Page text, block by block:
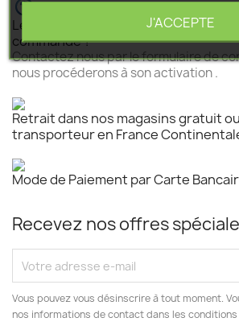
Le produit est disponible mais n 'est
commande ?
Contactez nous par le formulaire de
nous procéderons à son activation .
Retrait dans nos magasins gratuit
transporteur en France
Mode de Paiement par Carte
Recevez nos offres
Vous pouvez vous désinscrire à tout moment.
nos informations de contact dans les
J'ACCEPTE